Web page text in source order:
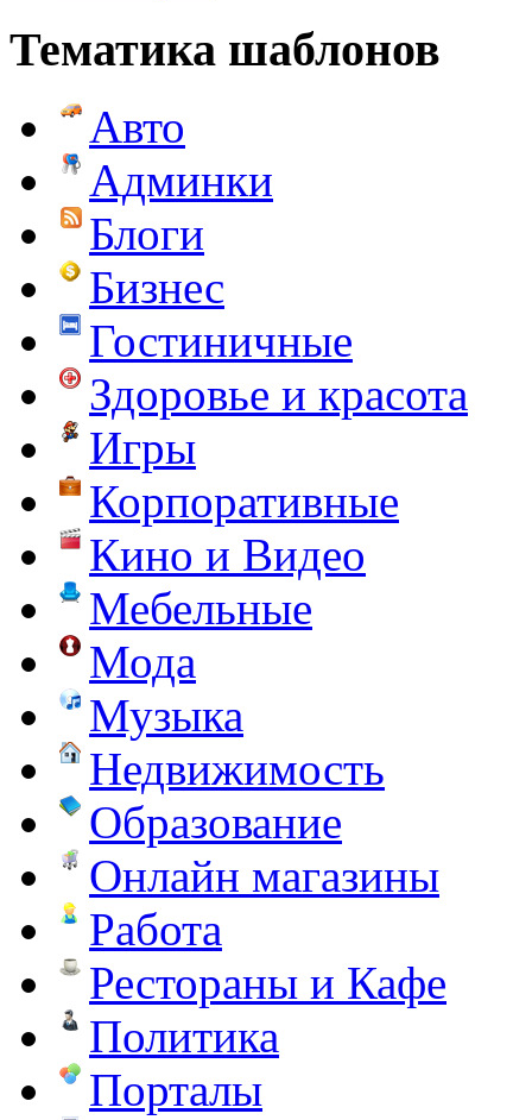
Тематика шаблонов
Авто
Админки
Блоги
Бизнес
Гостиничные
Здоровье и красота
Игры
Корпоративные
Кино и Видео
Мебельные
Мода
Музыка
Недвижимость
Образование
Онлайн магазины
Работа
Рестораны и Кафе
Политика
Порталы